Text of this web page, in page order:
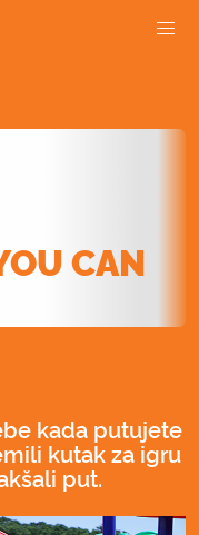
CAN
kada putujete
kutak za igru
put.